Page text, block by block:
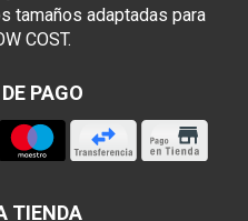
tamaños adaptadas para
COST.
PAGO
TIENDA